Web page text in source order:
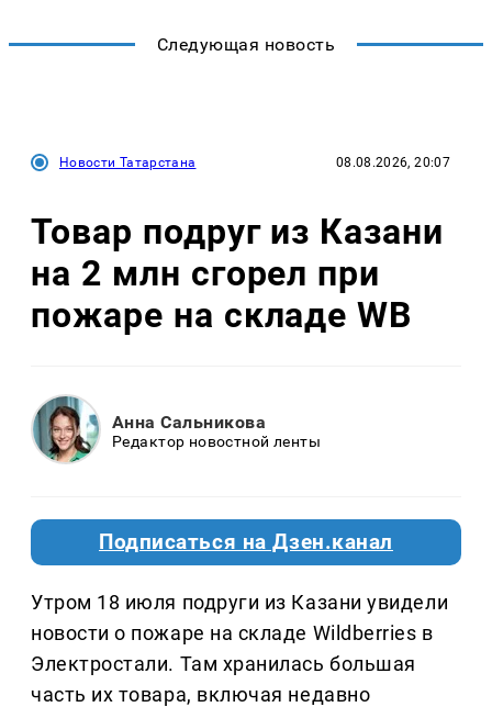
Следующая новость
Новости Татарстана 08.08.2026, 20:07
Товар подруг из Казани
на 2 млн сгорел при
пожаре на складе WB
Анна Сальникова
Редактор новостной ленты
Подписаться на Дзен.канал
Утром 18 июля подруги из Казани увидели
новости о пожаре на складе Wildberries в
Электростали. Там хранилась большая
часть их товара, включая недавно